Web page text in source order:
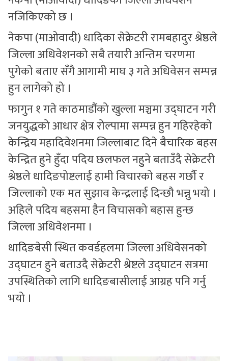
नजिकिएको छ ।
नेकपा (माओवादी) धादिका सेक्रेटरी रामबहादुर श्रेष्ठले
जिल्ला अधिवेशनको सबै तयारी अन्तिम चरणमा
पुगेको बताए सँगै आगामी माघ ३ गते अधिवेसन सम्पन्न
हुन लागेको हो ।
फागुन १ गते काठमाडौंको खुल्ला मञ्चमा उद्घाटन गरी
जनयुद्धको आधार क्षेत्र रोल्पामा सम्पन्न हुन गहिरहेको
केन्द्रिय महादिवेशनमा जिल्लाबाट दिने बैचारिक बहस
केन्द्रित हुने हुँदा पदिय छलफल नहुुने बताउँदै सेक्रेटरी
श्रेष्ठले धादिङपोष्टलाई हामी विचारको बहस गर्छौ र
जिल्लाको एक मत सुझाव केन्द्रलाई दिन्छौ भन्नु भयो ।
अहिले पदिय बहसमा हैन विचासको बहास हुन्छ
जिल्ला अधिवेशनमा ।
धादिङबेसी स्थित कवर्डहलमा जिल्ला अधिवेसनको
उद्घाटन हुने बताउदै सेक्रेटरी श्रेष्टले उद्घाटन सत्रमा
उपस्थितिको लागि धादिङबासीलाई आग्रह पनि गर्नु
भयो ।